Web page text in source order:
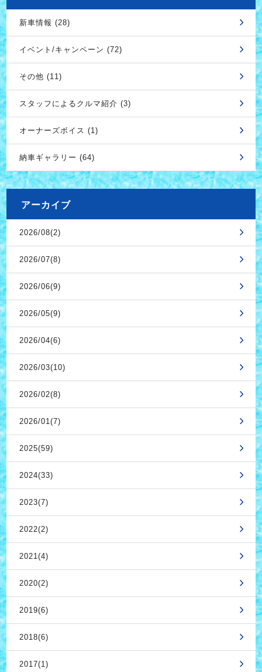
新車情報 (28)
イベント/キャンペーン (72)
その他 (11)
スタッフによるクルマ紹介 (3)
オーナーズボイス (1)
納車ギャラリー (64)
アーカイブ
2026/08(2)
2026/07(8)
2026/06(9)
2026/05(9)
2026/04(6)
2026/03(10)
2026/02(8)
2026/01(7)
2025(59)
2024(33)
2023(7)
2022(2)
2021(4)
2020(2)
2019(6)
2018(6)
2017(1)